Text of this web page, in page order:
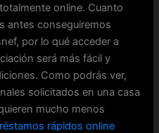
online. Cuanto
antes conseguiremos
por lo qué acceder a
será más fácil y
Como podrás ver,
solicitados en una casa
mucho menos
rápidos online